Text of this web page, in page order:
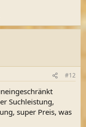
#12
Suchleistung,
super Preis, was